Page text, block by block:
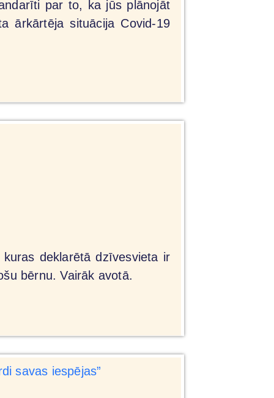
par to, ka jūs plānojāt
ārkārtēja situācija Covid-19
deklarētā dzīvesvieta ir
bērnu. Vairāk avotā.